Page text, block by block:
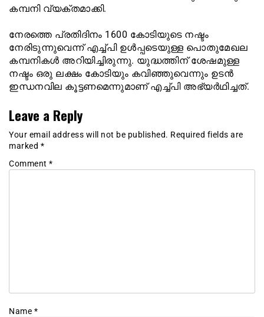
കമ്പനി വ്യക്തമാക്കി.
നേരത്തെ പ്രതിദിനം 1600 കോടിയുടെ നഷ്ടം
നേരിടുന്നുവെന്ന് എച്ച്പി ഉള്‍പ്പടെയുള്ള പൊതുമേഖല
കമ്പനികള്‍ അറിയിച്ചിരുന്നു. യുദ്ധത്തിന് ശേഷമുള്ള
നഷ്ടം ഒരു ലക്ഷം കോടിയും കവിഞ്ഞുവെന്നും ഉടന്‍
ഇന്ധനവില കൂട്ടണമെന്നുമാണ് എച്ച്പി അഭ്യര്‍ഥിച്ചത്.
Leave a Reply
Your email address will not be published. Required fields are
marked *
Comment *
Name *